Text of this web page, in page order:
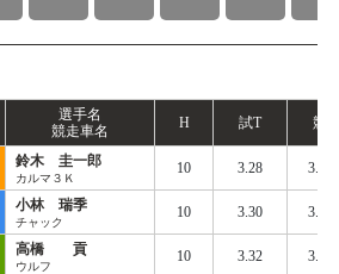
選手名
競走車名
H 試T 競
鈴木 圭一郎
カルマ３Ｋ
10 3.28 3.399
小林 瑞季
チャック
10 3.30 3.401
高橋 貢
ウルフ
10 3.32 3.404